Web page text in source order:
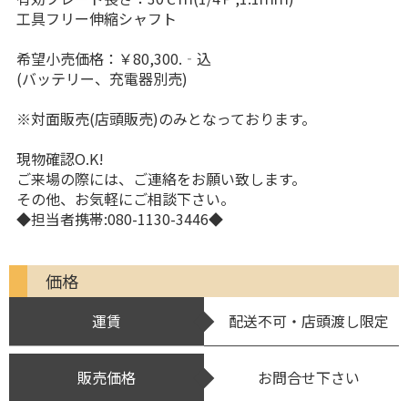
工具フリー伸縮シャフト
希望小売価格：￥80,300.‐込
(バッテリー、充電器別売)
※対面販売(店頭販売)のみとなっております。
現物確認O.K!
ご来場の際には、ご連絡をお願い致します。
その他、お気軽にご相談下さい。
◆担当者携帯:080-1130-3446◆
価格
運賃 配送不可・店頭渡し限定
販売価格 お問合せ下さい